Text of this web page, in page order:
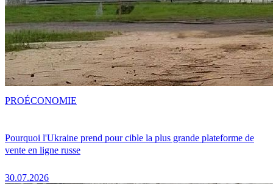
Pourquoi l'Ukraine prend pour cible la plus grande plateforme de
vente en ligne russe
30.07.2026
PROÉCONOMIE